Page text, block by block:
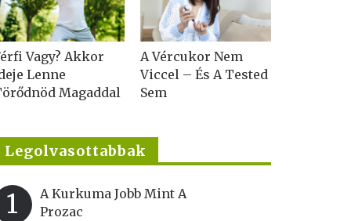
Vagy? Akkor
Lenne
Magaddal
A Vércukor Nem
Viccel – És A Tested
Sem
Legolvasottabbak
1
A Kurkuma Jobb Mint A
Prozac